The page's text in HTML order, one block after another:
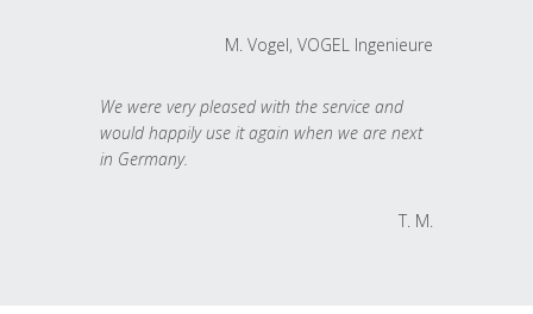
M. Vogel, VOGEL Ingenieure
We were very pleased with the service and
would happily use it again when we are next
in Germany.
T. M.